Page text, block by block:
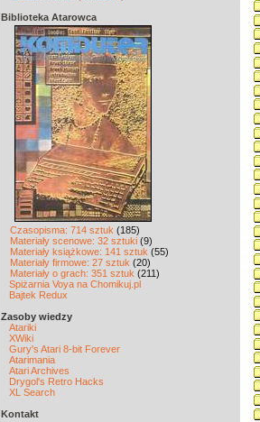
Biblioteka Atarowca
Czasopisma: 714 sztuk (185)
Materiały scenowe: 32 sztuki (9)
Materiały książkowe: 141 sztuk (55)
Materiały firmowe: 27 sztuk (20)
Materiały o grach: 351 sztuk (211)
Spiżarnia Voya na Chomikuj.pl
Bajtek Redux
Zasoby wiedzy
Atariki
XWiki
Gury's Atari 8-bit Forever
Atarimania
Atari Archives
Drygol's Retro Hacks
XL Search
Kontakt